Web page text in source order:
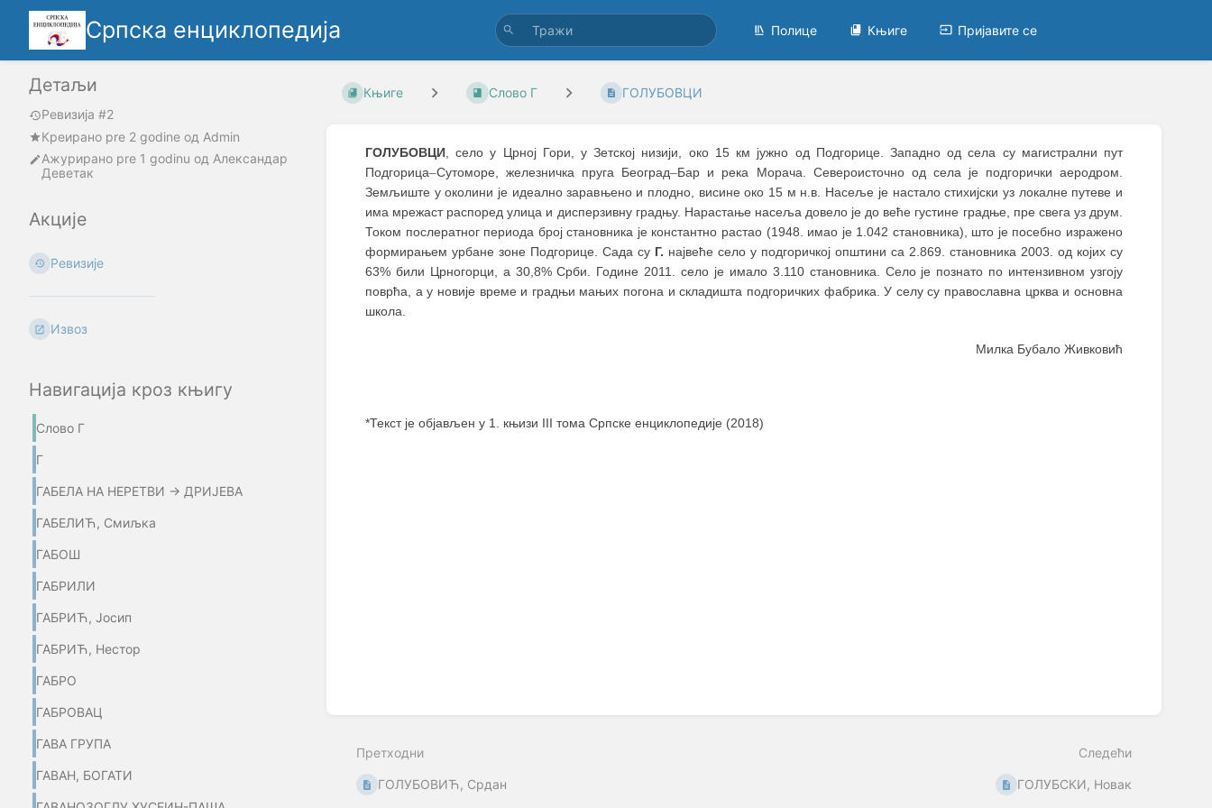
Српска енциклопедија Полице Књиге Пријавите се
Детаљи
Ревизија #2
Креирано pre 2 godine oд Admin
Ажурирано pre 1 godinu од Александар
Деветак
Акције
Ревизије
Извоз
Навигација кроз књигу
Слово Г
Г
ГАБЕЛА НА НЕРЕТВИ → ДРИЈЕВА
ГАБЕЛИЋ, Смиљка
ГАБОШ
ГАБРИЛИ
ГАБРИЋ, Јосип
ГАБРИЋ, Нестор
ГАБРО
ГАБРОВАЦ
ГАВА ГРУПА
ГАВАН, БОГАТИ
Књиге Слово Г ГОЛУБОВЦИ
ГОЛУБОВЦИ, село у Црној Гори, у Зетској низији, око 15 км јужно од Подгорице. Западно од села су магистрални пут
Подгорица–Сутоморе, железничка пруга Београд–Бар и река Морача. Североисточно од села је подгорички аеродром.
Земљиште у околини је идеално заравњено и плодно, висине око 15 м н.в. Насеље је настало стихијски уз локалне путеве и
има мрежаст распоред улица и дисперзивну градњу. Нарастање насеља довело је до веће густине градње, пре свега уз друм.
Током послератног периода број становника је константно растао (1948. имао је 1.042 становника), што је посебно изражено
формирањем урбане зоне Подгорице. Сада су Г. највеће село у подгоричкој општини са 2.869. становника 2003. од којих су
63% били Црногорци, а 30,8% Срби. Године 2011. село је имало 3.110 становника. Село је познато по интензивном узгоју
поврћа, а у новије време и градњи мањих погона и складишта подгоричких фабрика. У селу су православна црква и основна
школа.
Милка Бубало Живковић
*Текст је објављен у 1. књизи III тома Српске енциклопедије (2018)
Претходни
ГОЛУБОВИЋ, Срдан
Следећи
ГОЛУБСКИ, Новак